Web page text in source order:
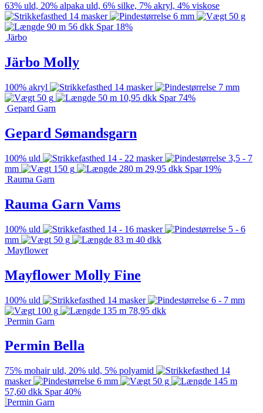
63% uld, 20% alpaka uld, 6% silke, 7% akryl, 4% viskose
14 masker
6 mm
50 g
90 m 56 dkk Spar 18%
Järbo
Järbo Molly
100% akryl 14 masker
7 mm
50 g
50 m 10,95 dkk Spar 74%
Gepard Garn
Gepard Sømandsgarn
100% uld 14 - 22 masker
3,5 - 7
mm
150 g 280 m 29,95 dkk Spar 19%
Rauma Garn
Rauma Garn Vams
100% uld 14 - 16 masker
5 - 6
mm
50 g 83 m 40 dkk
Mayflower
Mayflower Molly Fine
100% uld 14 masker
6 - 7 mm
100 g
135 m 78,95 dkk
Permin Garn
Permin Bella
75% mohair uld, 20% uld, 5% polyamid
14
masker
6 mm 50 g
145 m
57,60 dkk Spar 40%
Permin Garn